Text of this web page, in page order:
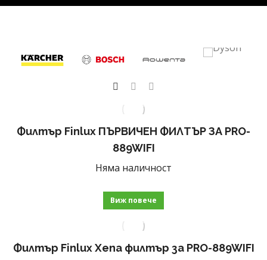
Филтър Finlux ПЪРВИЧЕН ФИЛТЪР ЗА PRO-
889WIFI
Няма наличност
Виж повече
Филтър Finlux Хепа филтър за PRO-889WIFI